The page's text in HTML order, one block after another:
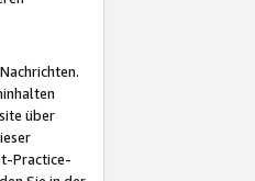
über
Practice-